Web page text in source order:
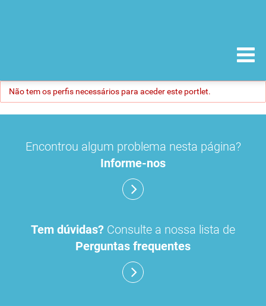
Não tem os perfis necessários para aceder este portlet.
Encontrou algum problema nesta página?
Informe-nos
Tem dúvidas? Consulte a nossa lista de
Perguntas frequentes